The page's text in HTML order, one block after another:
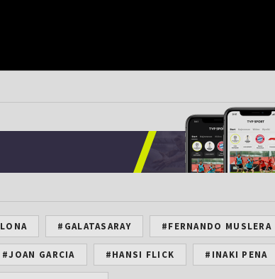
#GALATASARAY #FERNANDO MUSLERA
#JOAN GARCIA #HANSI FLICK #INAKI PENA